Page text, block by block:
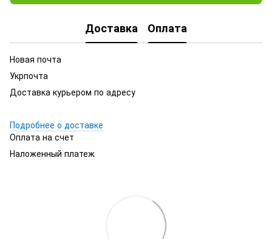
Доставка Оплата
Новая почта
Укрпочта
Доставка курьером по адресу
Подробнее о доставке
Оплата на счет
Наложенный платеж